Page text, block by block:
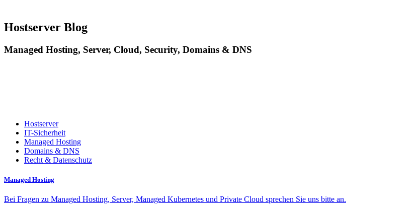
Hostserver Blog
Managed Hosting, Server, Cloud, Security, Domains & DNS
Hostserver
IT-Sicherheit
Managed Hosting
Domains & DNS
Recht & Datenschutz
Managed Hosting
Bei Fragen zu Managed Hosting, Server, Managed Kubernetes und Private Cloud sprechen Sie uns bitte an.